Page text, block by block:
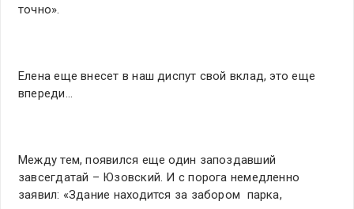
точно».
Елена еще внесет в наш диспут свой вклад, это еще
впереди…
Между тем, появился еще один запоздавший
завсегдатай – Юзовский. И с порога немедленно
заявил: «Здание находится за забором парка,